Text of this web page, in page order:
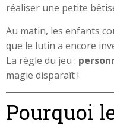
réaliser une petite
Au matin, les enfants
que le lutin a encore
La règle du jeu :
magie disparaît !
Pourquoi